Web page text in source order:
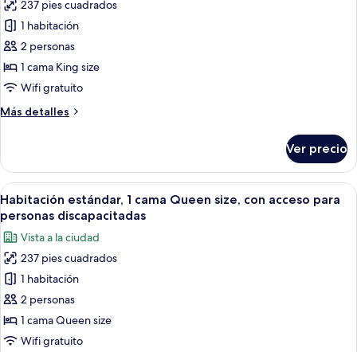
fotos
de
Habitación
estándar,
1
King
Floor
Space)
237 pies cuadrados
1 habitación
2 personas
1 cama King size
Wifi gratuito
Más detalles
Más
estándar,
cama
King
size
(Extra
Floor
Space)
Ver precio
Abrir
todas
las
fotos
de
Habitación
estándar,
1
cama
Una habitación de hotel con cama,
8
Habitación estándar, 1 cama Queen size, con acceso para
personas discapacitadas
Vista a la ciudad
237 pies cuadrados
1 habitación
2 personas
1 cama Queen size
Wifi gratuito